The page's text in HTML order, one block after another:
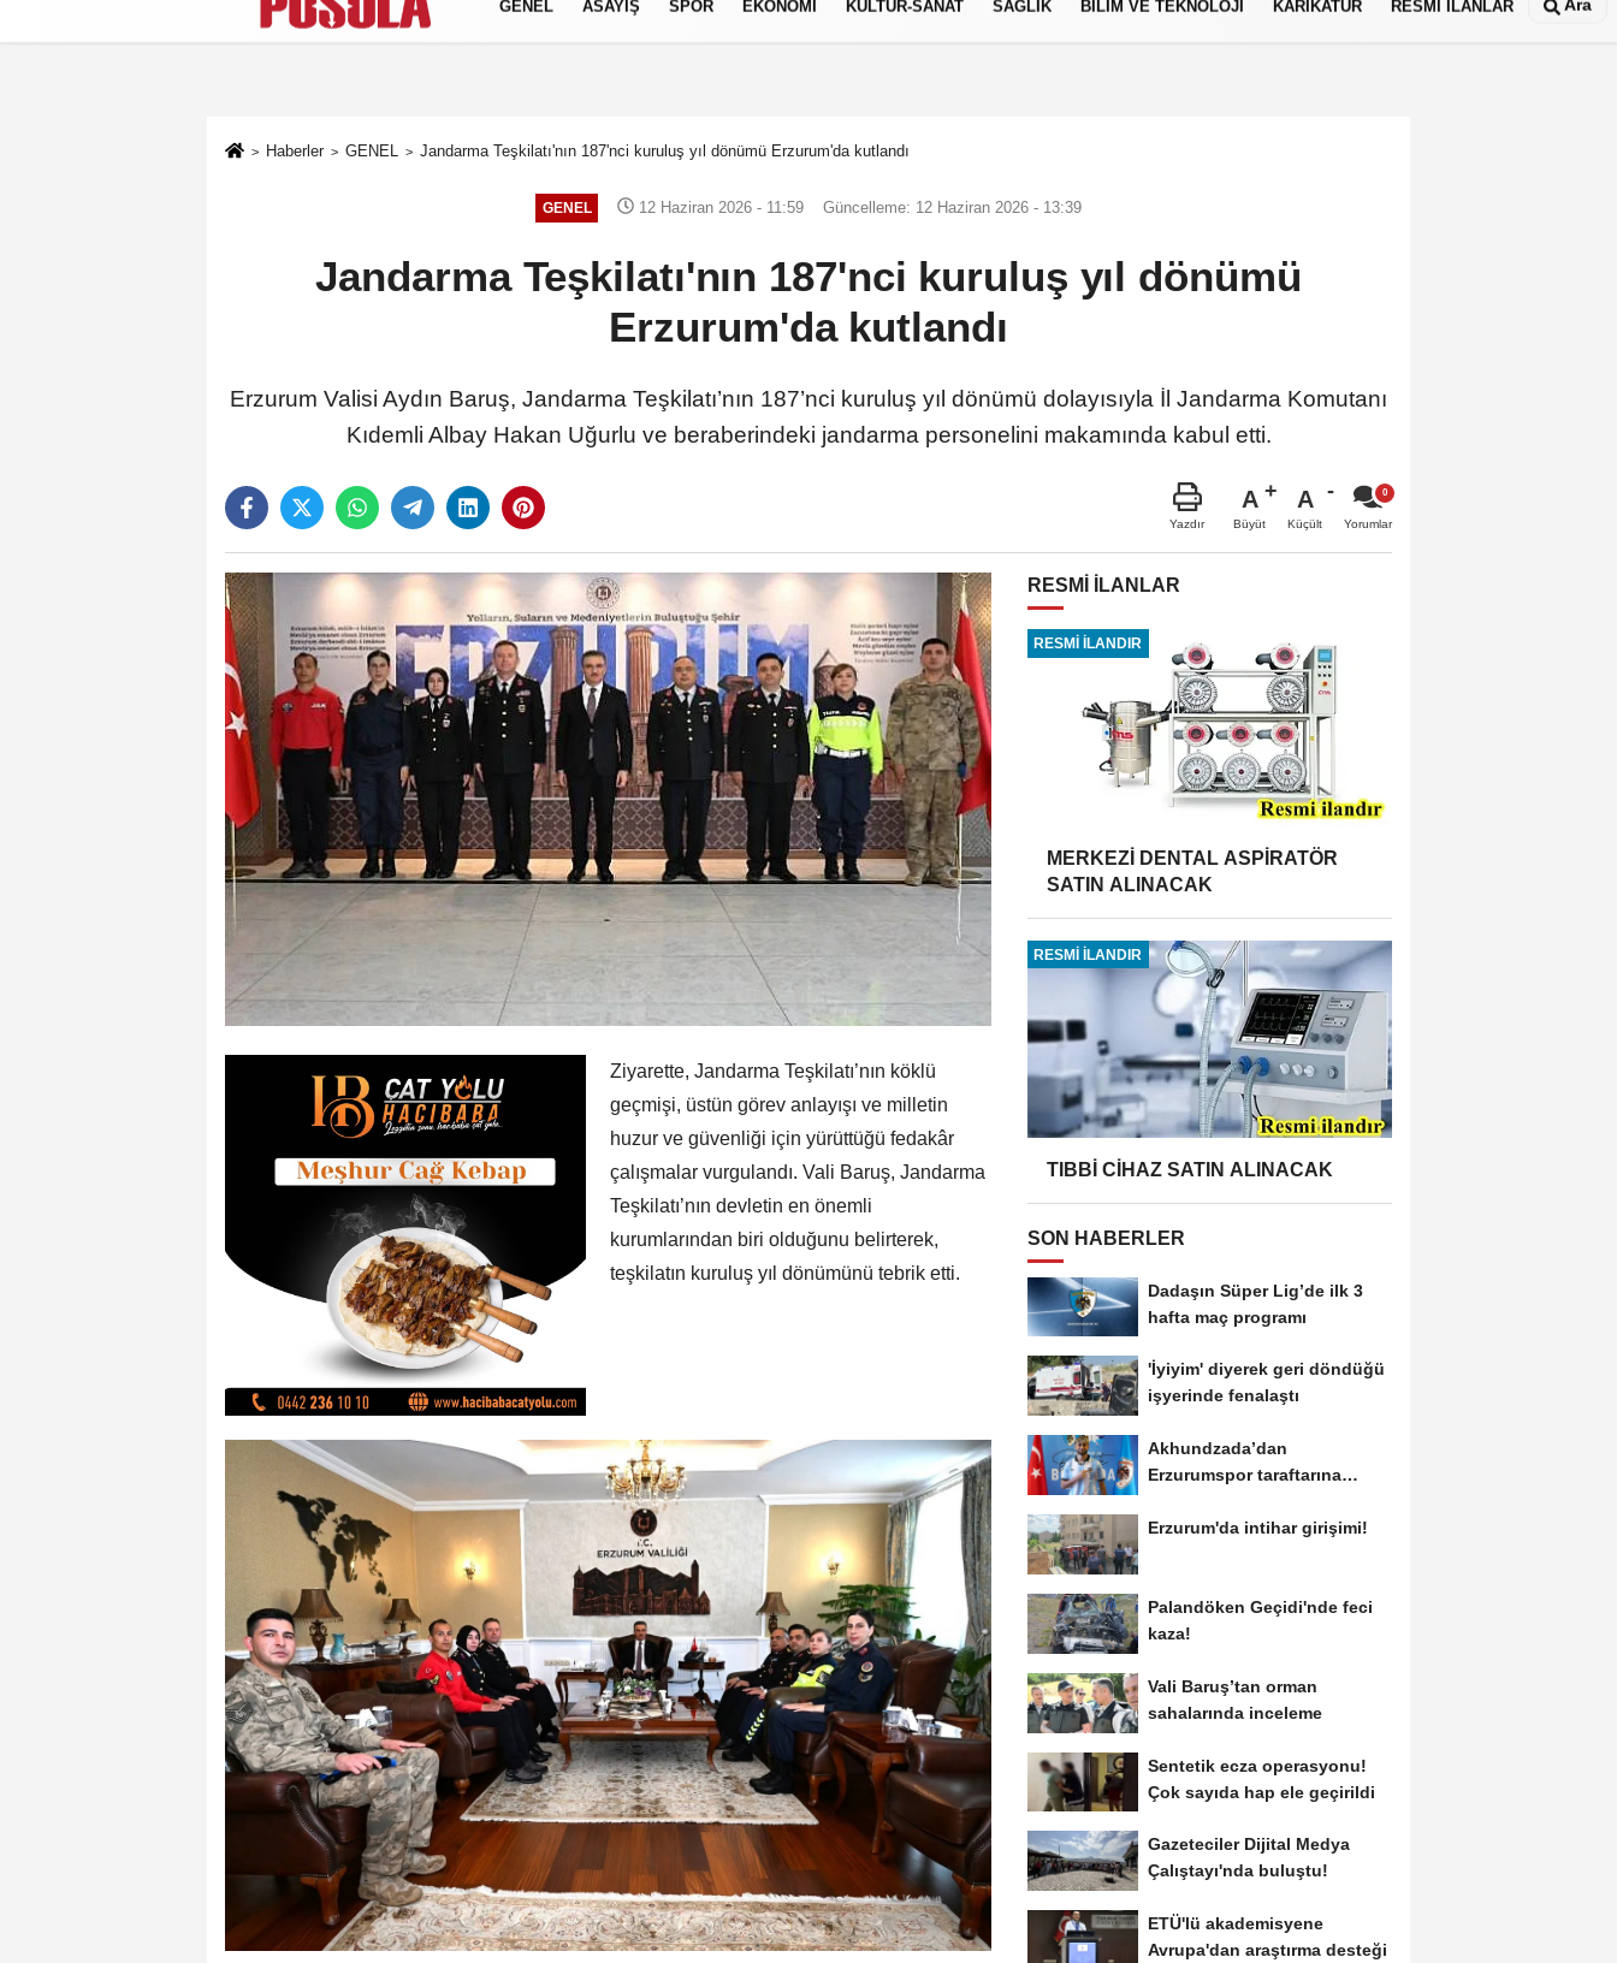
Künye İletişim Gizlilik Politikası
GENEL ASAYİŞ SPOR EKONOMİ KÜLTÜR-SANAT SAĞLIK BİLİM VE TEKNOLOJİ KARİKATÜR RESMİ İLANLAR Ara
Haberler GENEL Jandarma Teşkilatı'nın 187'nci kuruluş yıl dönümü Erzurum'da kutlandı
GENEL 12 Haziran 2026 - 11:59 Güncelleme: 12 Haziran 2026 - 13:39
Jandarma Teşkilatı'nın 187'nci kuruluş yıl dönümü
Erzurum'da kutlandı
Erzurum Valisi Aydın Baruş, Jandarma Teşkilatı’nın 187’nci kuruluş yıl dönümü dolayısıyla İl Jandarma Komutanı
Kıdemli Albay Hakan Uğurlu ve beraberindeki jandarma personelini makamında kabul etti.
Yazdır
A
Büyüt
A
Küçült Yorumlar
Ziyarette, Jandarma Teşkilatı’nın köklü
geçmişi, üstün görev anlayışı ve milletin
huzur ve güvenliği için yürüttüğü fedakâr
çalışmalar vurgulandı. Vali Baruş, Jandarma
Teşkilatı’nın devletin en önemli
kurumlarından biri olduğunu belirterek,
teşkilatın kuruluş yıl dönümünü tebrik etti.
RESMİ İLANLAR
RESMİ İLANDIR
MERKEZİ DENTAL ASPİRATÖR
SATIN ALINACAK
RESMİ İLANDIR
TIBBİ CİHAZ SATIN ALINACAK
SON HABERLER
Dadaşın Süper Lig’de ilk 3
hafta maç programı
'İyiyim' diyerek geri döndüğü
işyerinde fenalaştı
Akhundzada’dan
Erzurumspor taraftarına
Dadaşlar!"...
Erzurum'da intihar girişimi!
Palandöken Geçidi'nde feci
kaza!
Vali Baruş’tan orman
sahalarında inceleme
Sentetik ecza operasyonu!
Çok sayıda hap ele geçirildi
Gazeteciler Dijital Medya
Çalıştayı'nda buluştu!
ETÜ'lü akademisyene
Avrupa'dan araştırma desteği